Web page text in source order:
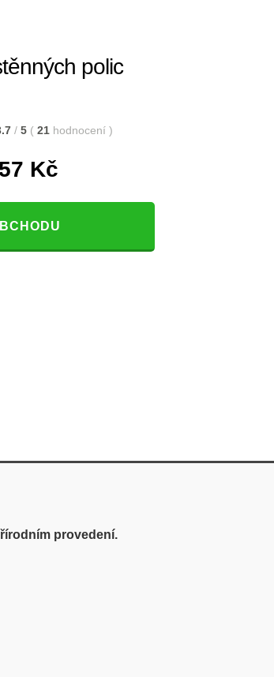
polic
/ 5 ( 21 hodnocení )
Kč
provedení.